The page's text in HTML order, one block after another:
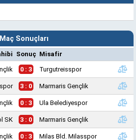
Sonuçları
Sonuç Misafir
0 : 3 Turgutreisspor
3 : 0 Marmaris Gençlik
0 : 3 Ula Belediyespor
SK 3 : 0 Marmaris Gençlik
0 : 3 Milas Bld. Milasspor